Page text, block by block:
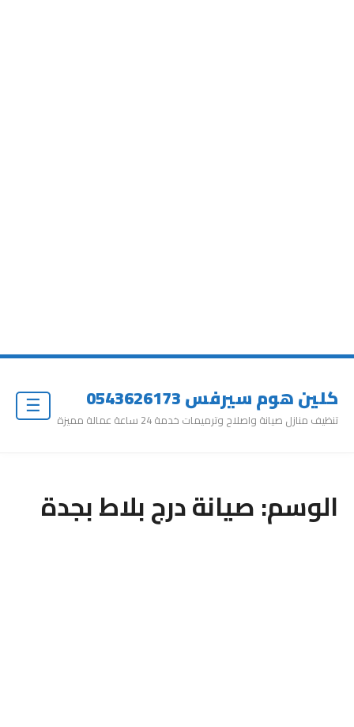
كلين هوم سيرفس 0543626173
تنظيف منازل صيانة واصلاح وترميمات خدمة 24 ساعة عمالة مميزة
الوسم:صيانة درج بلاط بجدة